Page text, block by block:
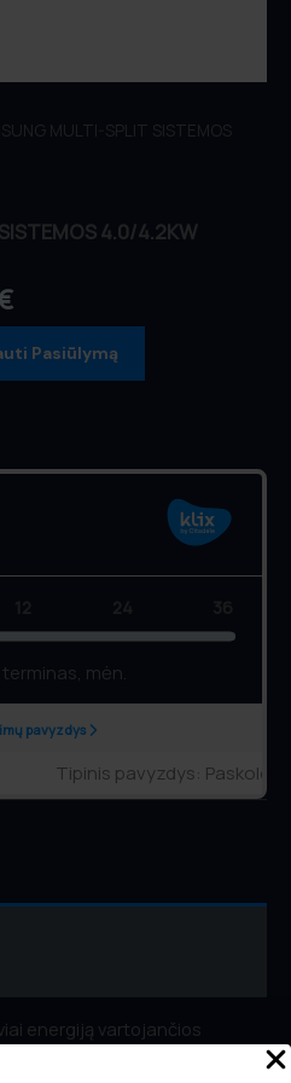
MULTI-SPLIT SISTEMOS
4.0/4.2KW
Pasiūlymą
energiją vartojančios